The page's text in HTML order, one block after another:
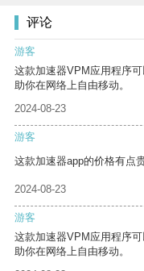
评论
游客
这款加速器VPM应用程序
助你在网络上自由移动。
2024-08-23
游客
这款加速器app的价格有点
2024-08-23
游客
这款加速器VPM应用程序
助你在网络上自由移动。